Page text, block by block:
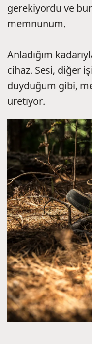
gerekiyordu ve
memnunum.
Anladığım
cihaz. Sesi, diğer
duyduğum gibi,
üretiyor.